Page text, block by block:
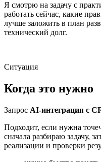
Я смотрю на задачу с
работать сейчас, какие
лучше заложить в план
технический долг.
Ситуация
Когда это нужно
Запрос AI-интеграция с
Подходит, если нужна
сначала разбираю задачу,
реализации и проверки